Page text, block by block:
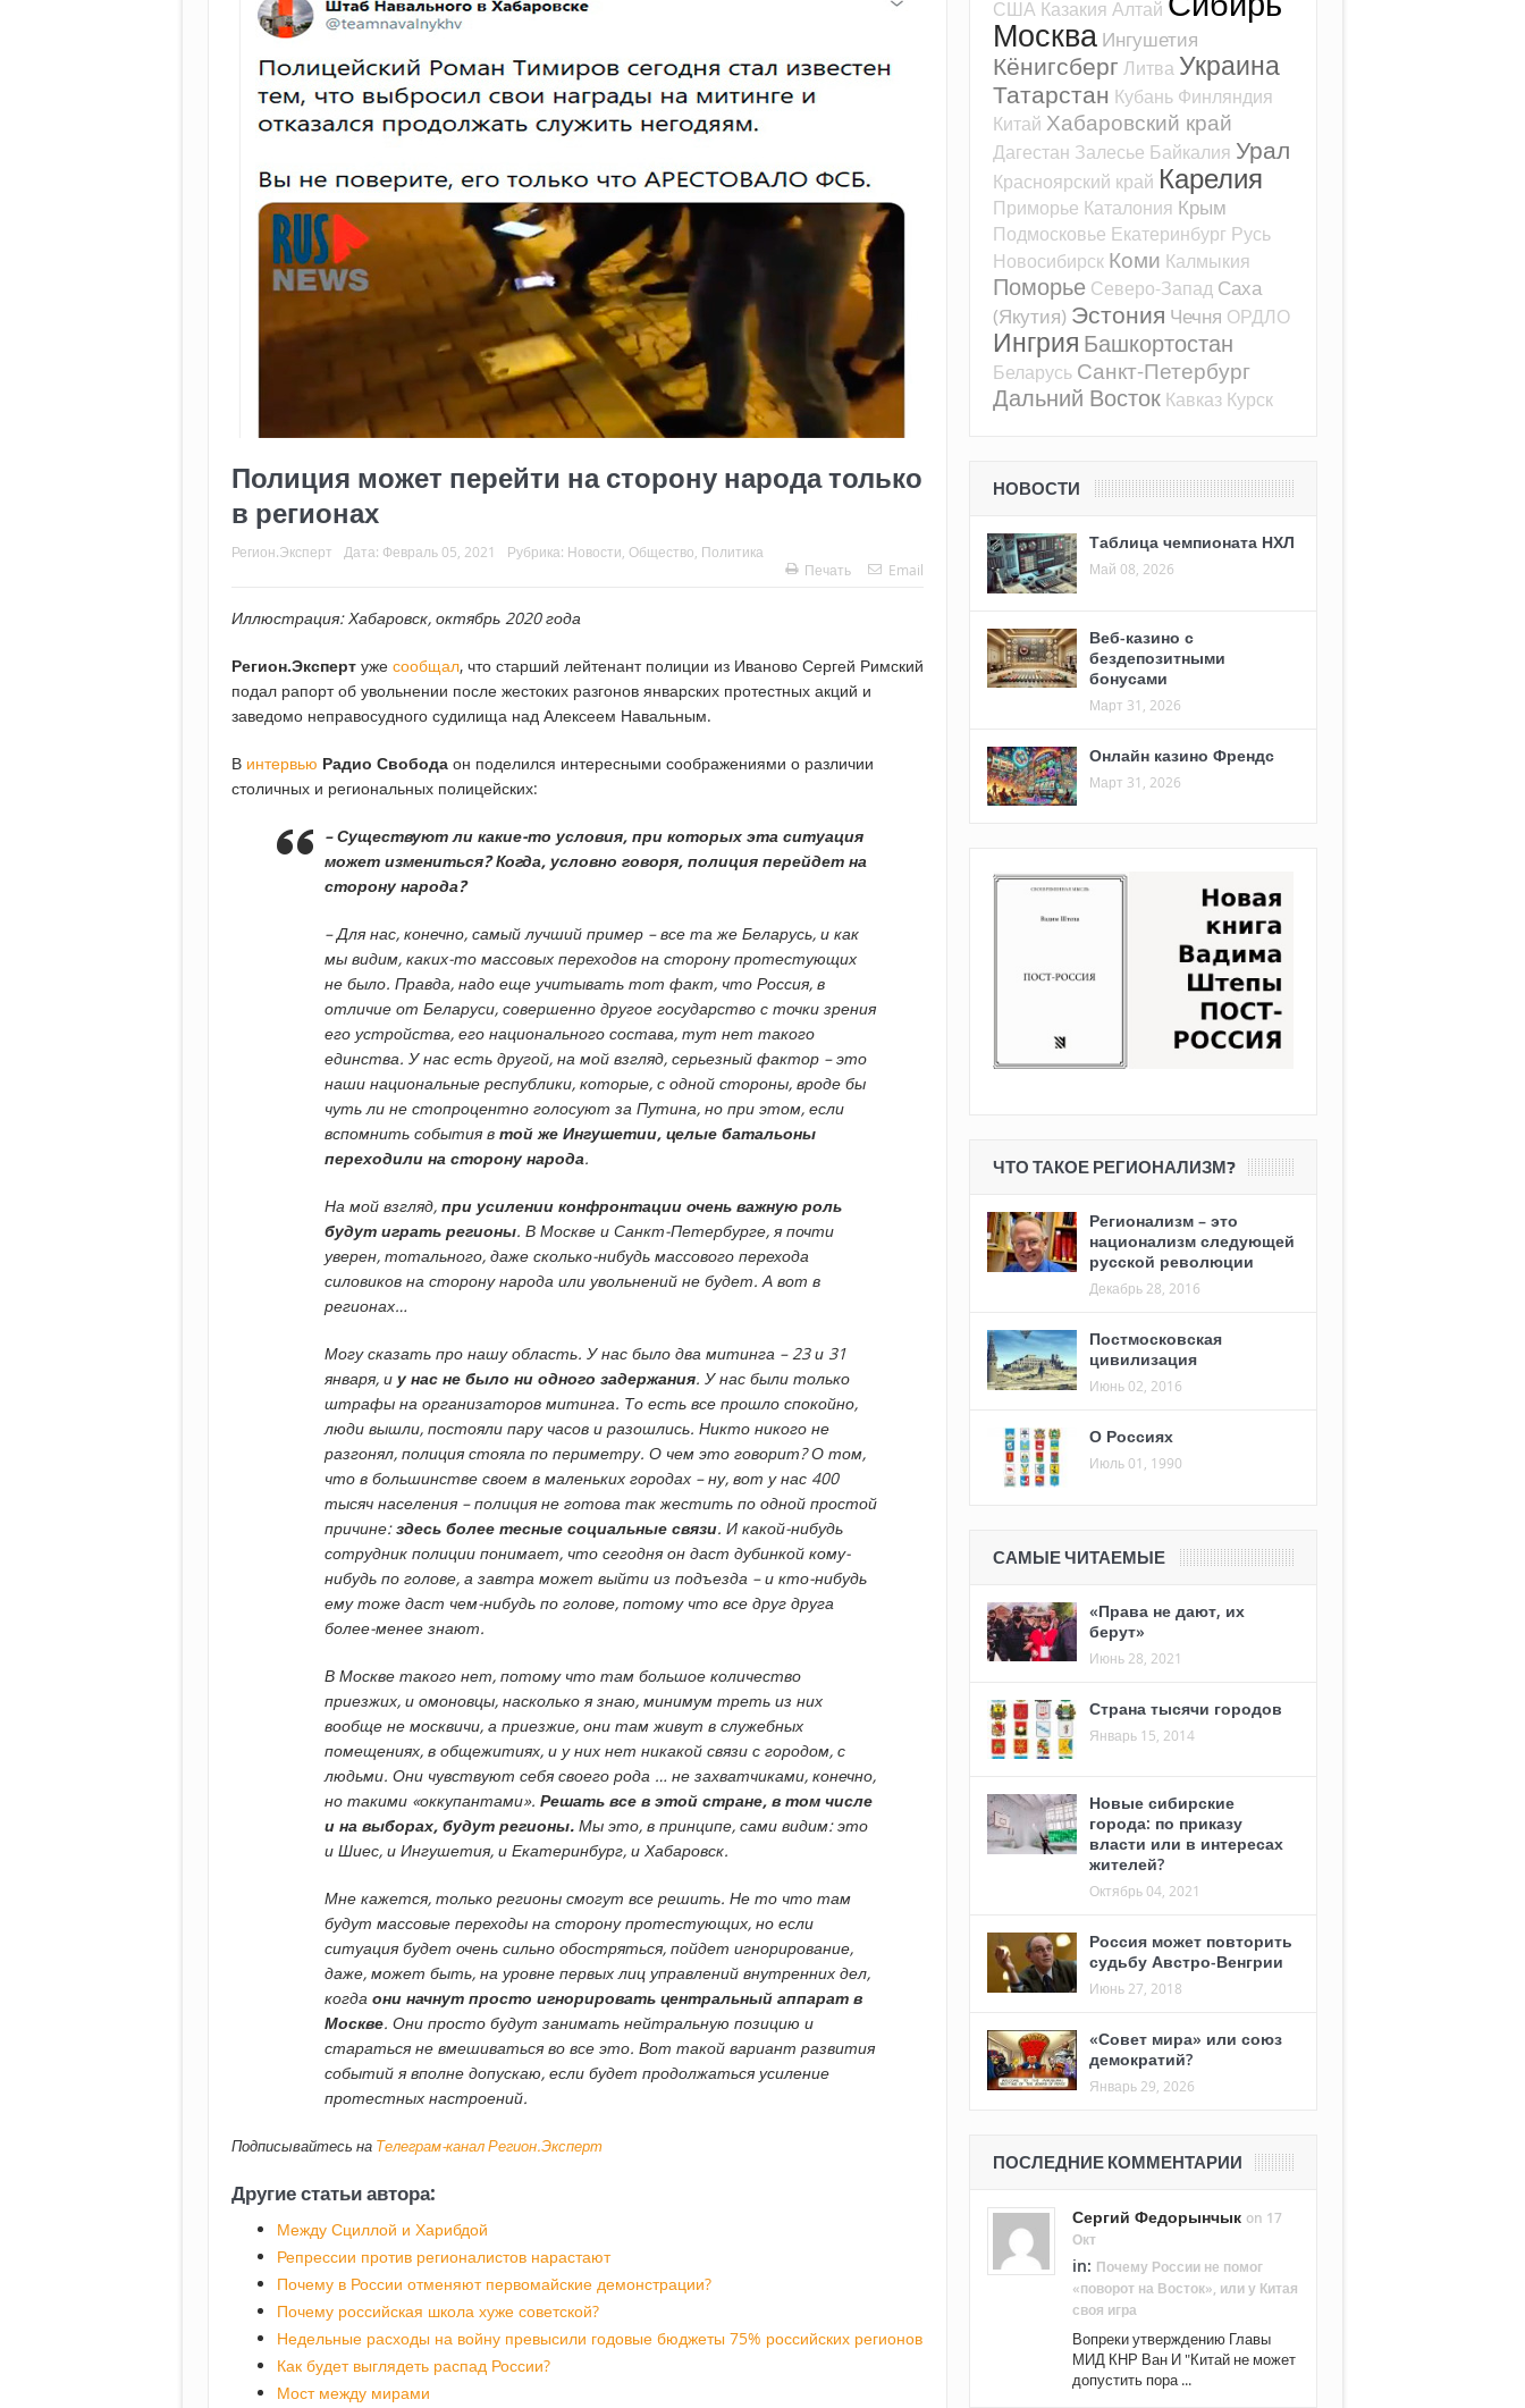
Полиция может перейти на сторону народа только
в регионах
Регион.Эксперт Дата: Февраль 05, 2021 Рубрика: Новости Общество Политика
Печать
Email
Иллюстрация: Хабаровск, октябрь 2020 года
Регион.Эксперт уже сообщал, что старший лейтенант полиции из Иваново Сергей Римский
подал рапорт об увольнении после жестоких разгонов январских протестных акций и
заведомо неправосудного судилища над Алексеем Навальным.
В интервью Радио Свобода он поделился интересными соображениями о различии
столичных и региональных полицейских:
– Существуют ли какие-то условия, при которых эта ситуация
может измениться? Когда, условно говоря, полиция перейдет на
сторону народа?
– Для нас, конечно, самый лучший пример – все та же Беларусь, и как
мы видим, каких-то массовых переходов на сторону протестующих
не было. Правда, надо еще учитывать тот факт, что Россия, в
отличие от Беларуси, совершенно другое государство с точки зрения
его устройства, его национального состава, тут нет такого
единства. У нас есть другой, на мой взгляд, серьезный фактор – это
наши национальные республики, которые, с одной стороны, вроде бы
чуть ли не стопроцентно голосуют за Путина, но при этом, если
вспомнить события в той же Ингушетии, целые батальоны
переходили на сторону народа.
На мой взгляд, при усилении конфронтации очень важную роль
будут играть регионы. В Москве и Санкт-Петербурге, я почти
уверен, тотального, даже сколько-нибудь массового перехода
силовиков на сторону народа или увольнений не будет. А вот в
регионах…
Могу сказать про нашу область. У нас было два митинга – 23 и 31
января, и у нас не было ни одного задержания. У нас были только
штрафы на организаторов митинга. То есть все прошло спокойно,
люди вышли, постояли пару часов и разошлись. Никто никого не
разгонял, полиция стояла по периметру. О чем это говорит? О том,
что в большинстве своем в маленьких городах – ну, вот у нас 400
тысяч населения – полиция не готова так жестить по одной простой
причине:здесь более тесные социальные связи. И какой-нибудь
сотрудник полиции понимает, что сегодня он даст дубинкой кому-
нибудь по голове, а завтра может выйти из подъезда – и кто-нибудь
ему тоже даст чем-нибудь по голове, потому что все друг друга
более-менее знают.
В Москве такого нет, потому что там большое количество
приезжих, и омоновцы, насколько я знаю, минимум треть из них
вообще не москвичи, а приезжие, они там живут в служебных
помещениях, в общежитиях, и у них нет никакой связи с городом, с
людьми. Они чувствуют себя своего рода … не захватчиками, конечно,
но такими «оккупантами». Решать все в этой стране, в том числе
и на выборах, будут регионы. Мы это, в принципе, сами видим: это
и Шиес, и Ингушетия, и Екатеринбург, и Хабаровск.
Мне кажется, только регионы смогут все решить. Не то что там
будут массовые переходы на сторону протестующих, но если
ситуация будет очень сильно обостряться, пойдет игнорирование,
даже, может быть, на уровне первых лиц управлений внутренних дел,
когда они начнут просто игнорировать центральный аппарат в
Москве. Они просто будут занимать нейтральную позицию и
стараться не вмешиваться во все это. Вот такой вариант развития
событий я вполне допускаю, если будет продолжаться усиление
протестных настроений.
Подписывайтесь на Телеграм-канал Регион.Эксперт
Другие статьи автора:
Между Сциллой и Харибдой
Репрессии против регионалистов нарастают
Почему в России отменяют первомайские демонстрации?
Почему российская школа хуже советской?
Недельные расходы на войну превысили годовые бюджеты 75% российских регионов
Как будет выглядеть распад России?
Мост между мирами
США Казакия Алтай
Москва Ингушетия
Кёнигсберг Литва Украина
Татарстан Кубань Финляндия
Китай Хабаровский край
Дагестан Залесье Байкалия Урал
Красноярский край Карелия
Приморье Каталония Крым
Подмосковье Екатеринбург Русь
Новосибирск Коми Калмыкия
Поморье Северо-Запад Саха
(Якутия) Эстония Чечня ОРДЛО
Ингрия Башкортостан
Беларусь Санкт-Петербург
Дальний Восток Кавказ Курск
НОВОСТИ
Таблица чемпионата НХЛ
Май 08, 2026
Веб-казино с
бездепозитными
бонусами
Март 31, 2026
Онлайн казино Френдс
Март 31, 2026
ЧТО ТАКОЕ РЕГИОНАЛИЗМ?
Регионализм – это
национализм следующей
русской революции
Декабрь 28, 2016
Постмосковская
цивилизация
Июнь 02, 2016
О Россиях
Июль 01, 1990
САМЫЕ ЧИТАЕМЫЕ
«Права не дают, их
берут»
Июнь 28, 2021
Страна тысячи городов
Январь 15, 2014
Новые сибирские
города: по приказу
власти или в интересах
жителей?
Октябрь 04, 2021
Россия может повторить
судьбу Австро-Венгрии
Июнь 27, 2018
«Совет мира» или союз
демократий?
Январь 29, 2026
ПОСЛЕДНИЕ КОММЕНТАРИИ
Сергий Федорынчык on 17
Окт
in: Почему России не помог
«поворот на Восток», или у Китая
своя игра
Вопреки утверждению Главы
МИД КНР Ван И "Китай не может
допустить пора ...